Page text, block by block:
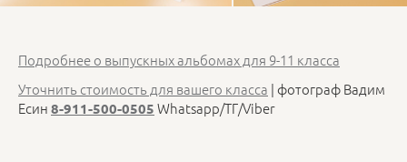
Подробнее о выпускных альбомах для 9-11 класса
Уточнить стоимость для вашего класса | фотограф Вадим
Есин 8-911-500-0505 Whatsapp/ТГ/Viber